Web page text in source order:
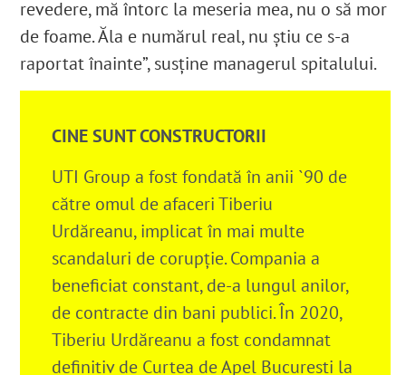
revedere, mă întorc la meseria mea, nu o să mor
de foame. Ăla e numărul real, nu știu ce s-a
raportat înainte”, susține managerul spitalului.
CINE SUNT CONSTRUCTORII
UTI Group a fost fondată în anii `90 de
către omul de afaceri Tiberiu
Urdăreanu, implicat în mai multe
scandaluri de corupție. Compania a
beneficiat constant, de-a lungul anilor,
de contracte din bani publici. În 2020,
Tiberiu Urdăreanu a fost condamnat
definitiv de Curtea de Apel Bucuresti la